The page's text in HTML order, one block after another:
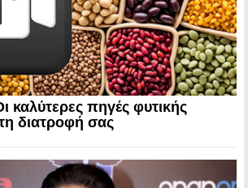
καλύτερες πηγές φυτικής
διατροφή σας